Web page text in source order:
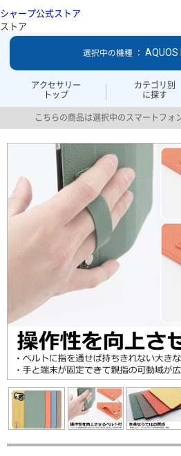
シャープ公式ストア
ストア
アクセサリー
トップ
カテゴリ別
に探す
選択中の機種 ： AQUOS
こちらの商品は選択中のスマートフォ